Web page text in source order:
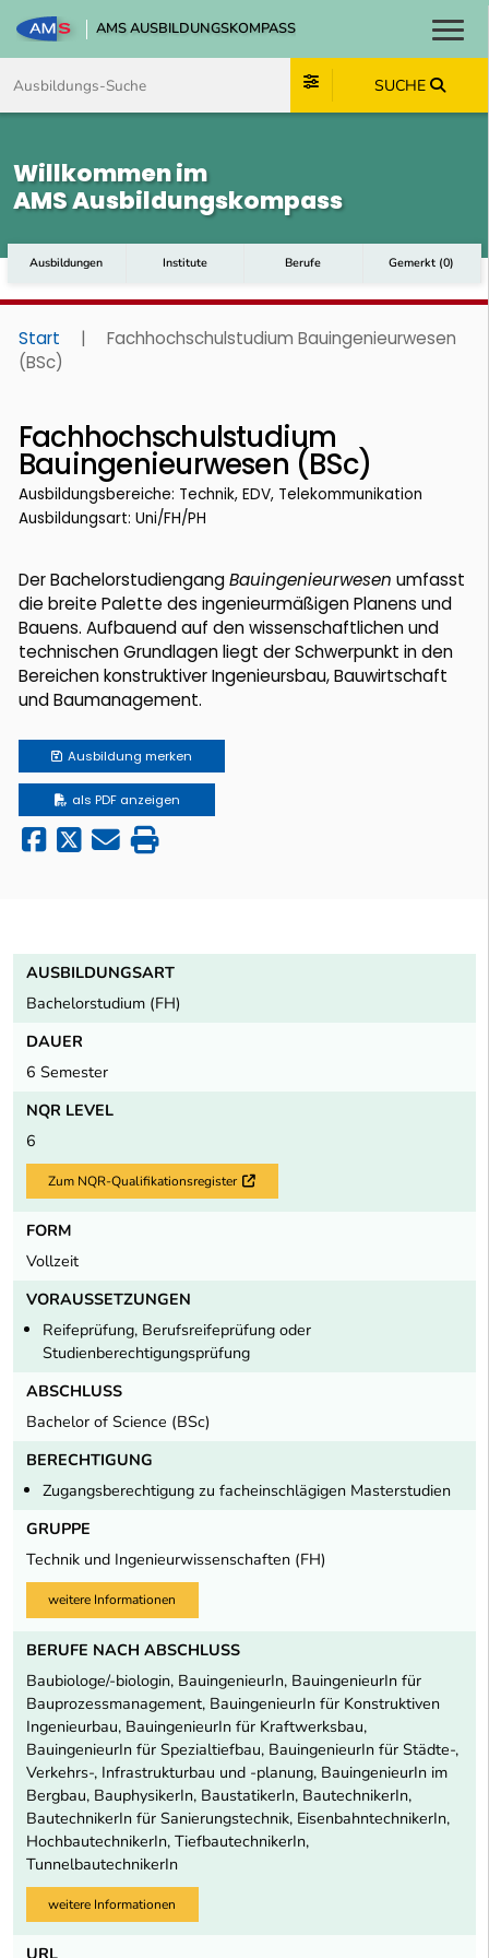
AMS AUSBILDUNGSKOMPASS
SUCHE
Willkommen im
AMS Ausbildungskompass
Ausbildungen Institute Berufe Gemerkt (0)
Start |
Fachhochschulstudium Bauingenieurwesen
(BSc)
Fachhochschulstudium
Bauingenieurwesen (BSc)
Ausbildungsbereiche: Technik, EDV, Telekommunikation
Ausbildungsart: Uni/FH/PH
Der BachelorstudiengangBauingenieurwesen umfasst
die breite Palette des ingenieurmäßigen Planens und
Bauens. Aufbauend auf den wissenschaftlichen und
technischen Grundlagen liegt der Schwerpunkt in den
Bereichen konstruktiver Ingenieursbau, Bauwirtschaft
und Baumanagement.
Ausbildung merken
als PDF anzeigen
AUSBILDUNGSART
Bachelorstudium (FH)
DAUER
6 Semester
NQR LEVEL
6
Zum NQR-Qualifikationsregister Externer Link
FORM
Vollzeit
VORAUSSETZUNGEN
Reifeprüfung, Berufsreifeprüfung oder
Studienberechtigungsprüfung
ABSCHLUSS
Bachelor of Science (BSc)
BERECHTIGUNG
Zugangsberechtigung zu facheinschlägigen Masterstudien
GRUPPE
Technik und Ingenieurwissenschaften (FH)
weitere Informationen
BERUFE NACH ABSCHLUSS
Baubiologe/-biologin, BauingenieurIn, BauingenieurIn für
Bauprozessmanagement, BauingenieurIn für Konstruktiven
Ingenieurbau, BauingenieurIn für Kraftwerksbau,
BauingenieurIn für Spezialtiefbau, BauingenieurIn für Städte-,
Verkehrs-, Infrastrukturbau und -planung, BauingenieurIn im
Bergbau, BauphysikerIn, BaustatikerIn, BautechnikerIn,
BautechnikerIn für Sanierungstechnik, EisenbahntechnikerIn,
HochbautechnikerIn, TiefbautechnikerIn,
TunnelbautechnikerIn
weitere Informationen